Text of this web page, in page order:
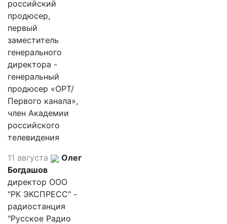
российский
продюсер,
первый
заместитель
генерального
директора -
генеральный
продюсер «ОРТ/
Первого канала»,
член Академии
российского
телевидения
11 августа
Олег
Богдашов
директор ООО
"РК ЭКСПРЕСС" -
радиостанция
"Русское Радио